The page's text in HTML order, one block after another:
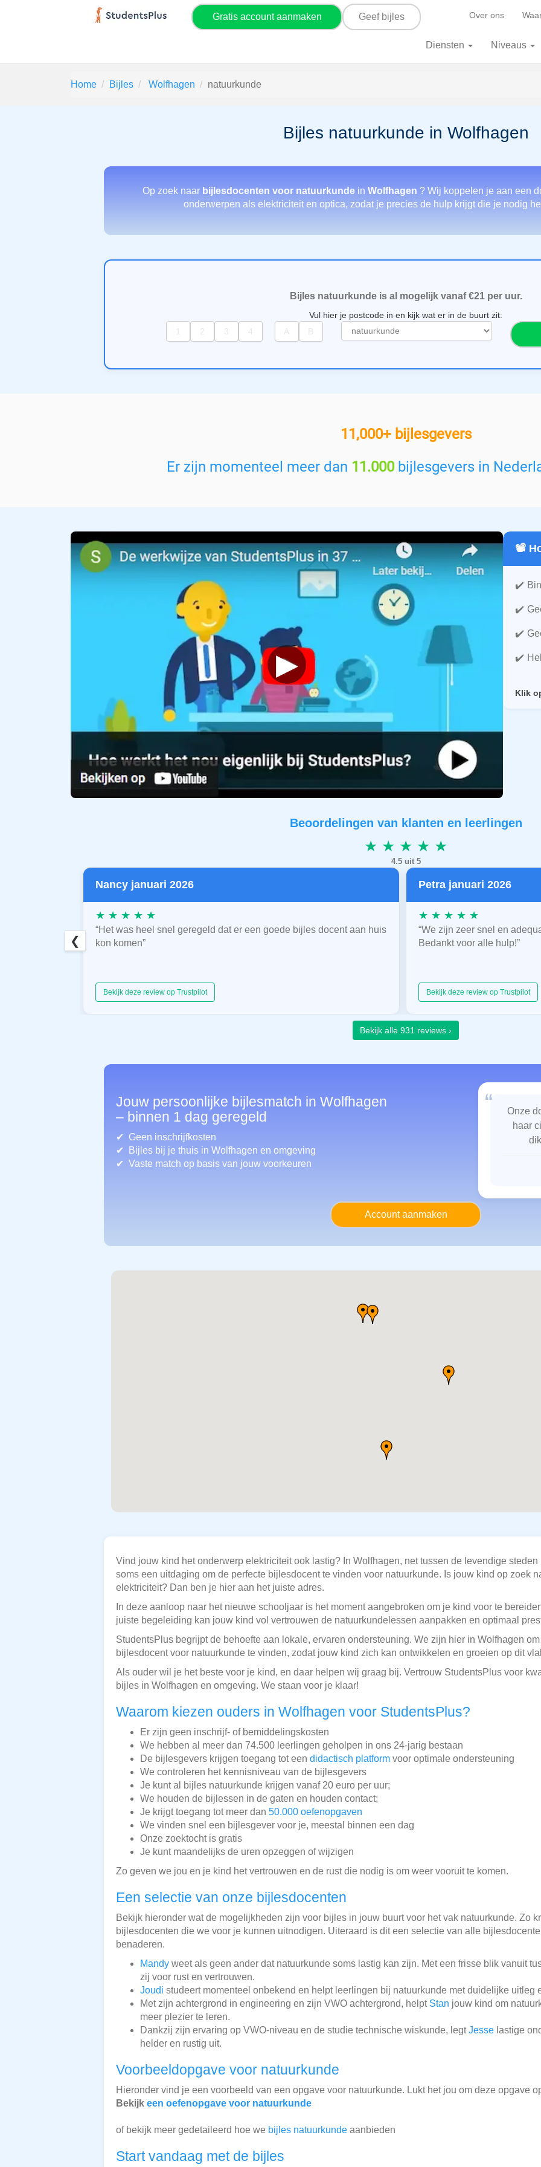
Gratis account aanmaken Geef bijles Over ons
Diensten Niveaus
Home Bijles Wolfhagen natuurkunde
Bijles natuurkunde in Wolfhagen
Op zoek naar bijlesdocenten voor natuurkunde in Wolfhagen ? Wij koppelen je aan een
onderwerpen als elektriciteit en optica, zodat je precies de hulp krijgt die je nodig
Bijles natuurkunde is al mogelijk vanaf €21 per uur.
Vul hier je postcode in en kijk wat er in de buurt zit:
e
e
n
11,000+ bijlesgevers
Er zijn momenteel meer dan 11.000bijlesgevers in
▶
📽️
Klik
Beoordelingen van klanten en leerlingen
★ ★ ★ ★ ★
4.5 uit 5
Nancy januari 2026
★ ★ ★ ★ ★
“Het was heel snel geregeld dat er een goede bijles docent aan huis
kon komen”
Bekijk deze review op Trustpilot
Petra januari 2026
★ ★ ★ ★ ★
“We zijn zeer snel en
Bedankt voor alle hulp!”
Bekijk deze review op Trustpilot
❮
Bekijk alle 931 reviews ›
Jouw persoonlijke bijlesmatch in Wolfhagen
– binnen 1 dag geregeld
Geen inschrijfkosten
Bijles bij je thuis in Wolfhagen en omgeving
Vaste match op basis van jouw voorkeuren
“
Onze
haar
Account aanmaken
Vind jouw kind het onderwerp elektriciteit ook lastig? In Wolfhagen, net tussen de levendige
soms een uitdaging om de perfecte bijlesdocent te vinden voor natuurkunde. Is jouw kind op zoek
elektriciteit? Dan ben je hier aan het juiste adres.
In deze aanloop naar het nieuwe schooljaar is het moment aangebroken om je kind voor te
juiste begeleiding kan jouw kind vol vertrouwen de natuurkundelessen aanpakken en optimaal
StudentsPlus begrijpt de behoefte aan lokale, ervaren ondersteuning. We zijn hier in Wolfhagen
bijlesdocent voor natuurkunde te vinden, zodat jouw kind zich kan ontwikkelen en groeien op dit
Als ouder wil je het beste voor je kind, en daar helpen wij graag bij. Vertrouw StudentsPlus voor
bijles in Wolfhagen en omgeving. We staan voor je klaar!
Waarom kiezen ouders in Wolfhagen voor StudentsPlus?
Er zijn geen inschrijf- of bemiddelingskosten
We hebben al meer dan 74.500 leerlingen geholpen in ons 24-jarig bestaan
De bijlesgevers krijgen toegang tot een didactisch platform voor optimale ondersteuning
We controleren het kennisniveau van de bijlesgevers
Je kunt al bijles natuurkunde krijgen vanaf 20 euro per uur;
We houden de bijlessen in de gaten en houden contact;
Je krijgt toegang tot meer dan 50.000 oefenopgaven
We vinden snel een bijlesgever voor je, meestal binnen een dag
Onze zoektocht is gratis
Je kunt maandelijks de uren opzeggen of wijzigen
Zo geven we jou en je kind het vertrouwen en de rust die nodig is om weer vooruit te komen.
Een selectie van onze bijlesdocenten
Bekijk hieronder wat de mogelijkheden zijn voor bijles in jouw buurt voor het vak natuurkunde. Zo
bijlesdocenten die we voor je kunnen uitnodigen. Uiteraard is dit een selectie van alle
benaderen.
Mandy weet als geen ander dat natuurkunde soms lastig kan zijn. Met een frisse blik vanuit
zij voor rust en vertrouwen.
Joudi studeert momenteel onbekend en helpt leerlingen bij natuurkunde met duidelijke uitleg
Met zijn achtergrond in engineering en zijn VWO achtergrond, helpt Stan jouw kind om
meer plezier te leren.
Dankzij zijn ervaring op VWO-niveau en de studie technische wiskunde, legtJesse lastige
helder en rustig uit.
Voorbeeldopgave voor natuurkunde
Hieronder vind je een voorbeeld van een opgave voor natuurkunde. Lukt het jou om deze opgave
Bekijk een oefenopgave voor natuurkunde
of bekijk meer gedetaileerd hoe we bijles natuurkunde aanbieden
Start vandaag met de bijles